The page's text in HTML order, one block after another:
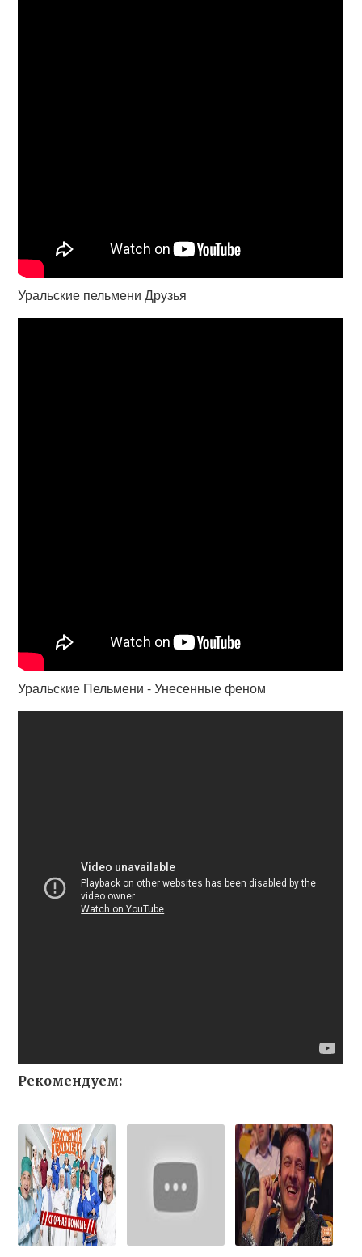
Уральские пельмени Друзья
Уральские Пельмени - Унесенные феном
Рекомендуем: